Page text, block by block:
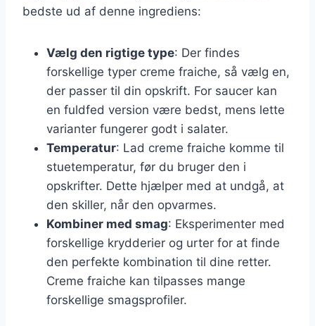
bedste ud af denne ingrediens:
Vælg den rigtige type: Der findes
forskellige typer creme fraiche, så vælg en,
der passer til din opskrift. For saucer kan
en fuldfed version være bedst, mens lette
varianter fungerer godt i salater.
Temperatur: Lad creme fraiche komme til
stuetemperatur, før du bruger den i
opskrifter. Dette hjælper med at undgå, at
den skiller, når den opvarmes.
Kombiner med smag: Eksperimenter med
forskellige krydderier og urter for at finde
den perfekte kombination til dine retter.
Creme fraiche kan tilpasses mange
forskellige smagsprofiler.